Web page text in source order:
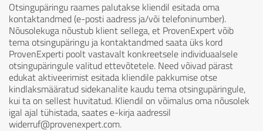
Otsingupäringu raames palutakse kliendil esitada oma
kontaktandmed (e-posti aadress ja/või telefoninumber).
Nõusolekuga nõustub klient sellega, et ProvenExpert võib
tema otsingupäringu ja kontaktandmed saata üks kord
ProvenExperti poolt vastavalt konkreetsele individuaalsele
otsingupäringule valitud ettevõtetele. Need võivad pärast
edukat aktiveerimist esitada kliendile pakkumise otse
kindlaksmääratud sidekanalite kaudu tema otsingupäringule,
kui ta on sellest huvitatud. Kliendil on võimalus oma nõusolek
igal ajal tühistada, saates e-kirja aadressil
widerruf@provenexpert.com.